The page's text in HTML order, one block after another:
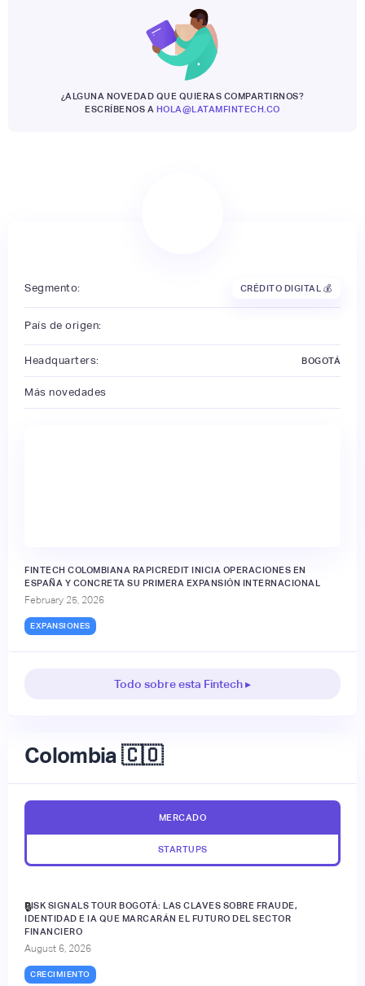
¿ALGUNA NOVEDAD QUE QUIERAS COMPARTIRNOS?
ESCRÍBENOS A HOLA@LATAMFINTECH.CO
Segmento: CRÉDITO DIGITAL 💰
País de origen:
Headquarters: BOGOTÁ
Más novedades
FINTECH COLOMBIANA RAPICREDIT INICIA OPERACIONES EN
ESPAÑA Y CONCRETA SU PRIMERA EXPANSIÓN INTERNACIONAL
February 25, 2026
EXPANSIONES
Todo sobre esta Fintech ▸
Colombia 🇨🇴
MERCADO
STARTUPS
RISK SIGNALS TOUR BOGOTÁ: LAS CLAVES SOBRE FRAUDE,
IDENTIDAD E IA QUE MARCARÁN EL FUTURO DEL SECTOR
FINANCIERO
August 6, 2026
CRECIMIENTO
🔒